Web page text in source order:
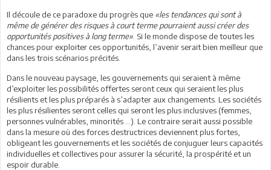
Il découle de ce paradoxe du progrès que «les tendances qui sont à
même de générer des risques à court terme pourraient aussi créer des
opportunités positives à long terme» . Si le monde dispose de toutes les
chances pour exploiter ces opportunités, l’avenir serait bien meilleur que
dans les trois scénarios précités.
Dans le nouveau paysage, les gouvernements qui seraient à même
d’exploiter les possibilités offertes seront ceux qui seraient les plus
résilients et les plus préparés à s’adapter aux changements. Les sociétés
les plus résilientes seront celles qui seront les plus inclusives (femmes,
personnes vulnérables, minorités …). Le contraire serait aussi possible
dans la mesure où des forces destructrices deviennent plus fortes,
obligeant les gouvernements et les sociétés de conjuguer leurs capacités
individuelles et collectives pour assurer la sécurité, la prospérité et un
espoir durable.